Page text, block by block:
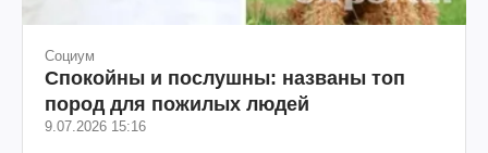
Социум
Спокойны и послушны: названы топ
пород для пожилых людей
9.07.2026 15:16